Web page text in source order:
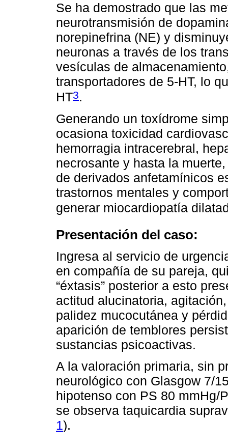
Se ha demostrado que las
neurotransmisión de
norepinefrina (NE) y
neuronas a través de los
vesículas de
transportadores de 5-HT, lo
HT3.
Generando un toxídrome
ocasiona toxicidad
hemorragia intracerebral,
necrosante y hasta la
de derivados anfetamínicos
trastornos mentales y
generar miocardiopatía
Presentación del caso:
Ingresa al servicio de
en compañía de su pareja,
“éxtasis” posterior a esto
actitud alucinatoria,
palidez mucocutánea y
aparición de temblores
sustancias psicoactivas.
A la valoración primaria, sin
neurológico con Glasgow 7/
hipotenso con PS 80 mmHg/
se observa taquicardia
1).